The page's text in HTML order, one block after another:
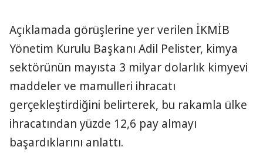
Açıklamada görüşlerine yer verilen İKMİB
Yönetim Kurulu Başkanı Adil Pelister, kimya
sektörünün mayısta 3 milyar dolarlık kimyevi
maddeler ve mamulleri ihracatı
gerçekleştirdiğini belirterek, bu rakamla ülke
ihracatından yüzde 12,6 pay almayı
başardıklarını anlattı.